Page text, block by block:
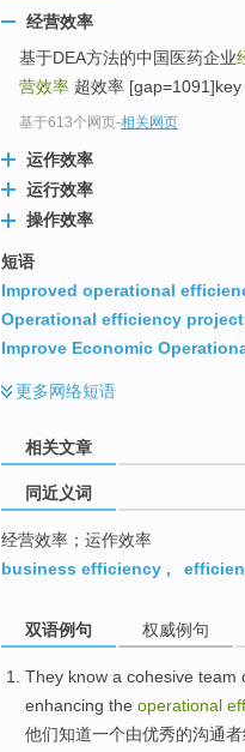
经营效率
基于DEA方法的中国医药企业
营效率 超效率 [gap=1091]key
基于613个网页-相关网页
运作效率
运行效率
操作效率
短语
Improved operational
Operational efficiency
Improve Economic
更多网络短语
相关文章
同近义词
经营效率；运作效率
business efficiency ,
双语例句 权威例句
They know a cohesive team
enhancing the operational
他们知道一个由优秀的沟通者